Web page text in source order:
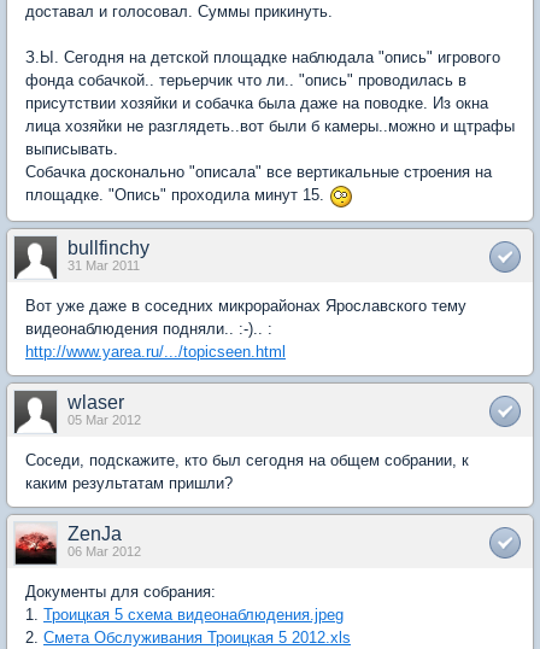
доставал и голосовал. Суммы прикинуть.
З.Ы. Сегодня на детской площадке наблюдала "опись" игрового
фонда собачкой.. терьерчик что ли.. "опись" проводилась в
присутствии хозяйки и собачка была даже на поводке. Из окна
лица хозяйки не разглядеть..вот были б камеры..можно и щтрафы
выписывать.
Собачка досконально "описала" все вертикальные строения на
площадке. "Опись" проходила минут 15.
bullfinchy
31 Mar 2011
Вот уже даже в соседних микрорайонах Ярославского тему
видеонаблюдения подняли.. :-).. :
http://www.yarea.ru/.../topicseen.html
wlaser
05 Mar 2012
Соседи, подскажите, кто был сегодня на общем собрании, к
каким результатам пришли?
ZenJa
06 Mar 2012
Документы для собрания:
1. Троицкая 5 схема видеонаблюдения.jpeg
2. Смета Обслуживания Троицкая 5 2012.xls